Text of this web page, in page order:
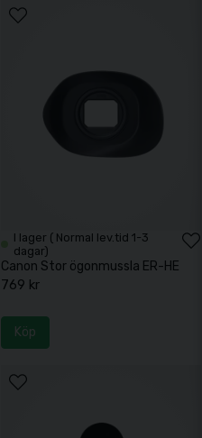
I lager ( Normal lev.tid 1-3
dagar)
Canon Stor ögonmussla ER-HE
769 kr
Köp